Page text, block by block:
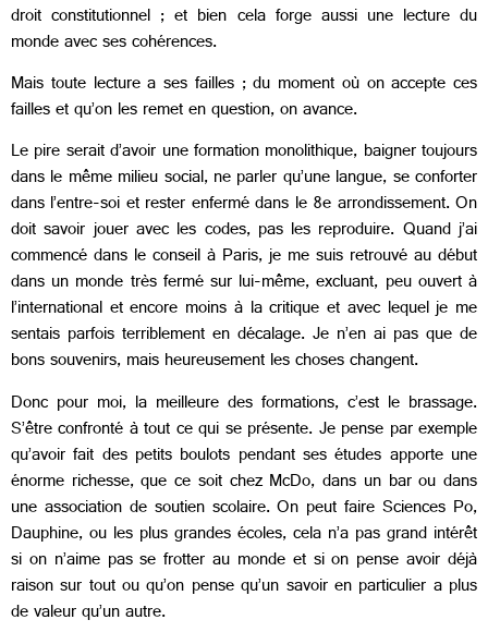
droit constitutionnel ; et bien cela forge aussi une lecture du
monde avec ses cohérences.
Mais toute lecture a ses failles ; du moment où on accepte ces
failles et qu’on les remet en question, on avance.
Le pire serait d’avoir une formation monolithique, baigner toujours
dans le même milieu social, ne parler qu’une langue, se conforter
dans l’entre-soi et rester enfermé dans le 8e arrondissement. On
doit savoir jouer avec les codes, pas les reproduire. Quand j’ai
commencé dans le conseil à Paris, je me suis retrouvé au début
dans un monde très fermé sur lui-même, excluant, peu ouvert à
l’international et encore moins à la critique et avec lequel je me
sentais parfois terriblement en décalage. Je n’en ai pas que de
bons souvenirs, mais heureusement les choses changent.
Donc pour moi, la meilleure des formations, c’est le brassage.
S’être confronté à tout ce qui se présente. Je pense par exemple
qu’avoir fait des petits boulots pendant ses études apporte une
énorme richesse, que ce soit chez McDo, dans un bar ou dans
une association de soutien scolaire. On peut faire Sciences Po,
Dauphine, ou les plus grandes écoles, cela n’a pas grand intérêt
si on n’aime pas se frotter au monde et si on pense avoir déjà
raison sur tout ou qu’on pense qu’un savoir en particulier a plus
de valeur qu’un autre.